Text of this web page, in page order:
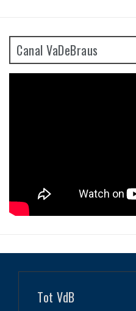
Canal VaDeBraus
Tot VdB